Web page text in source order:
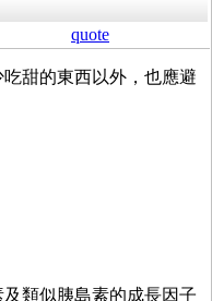
quote
甜的東西以外，也應避
類似胰島素的成長因子